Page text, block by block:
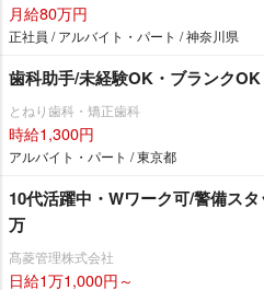
月給80万円
正社員 / アルバイト・パート / 神奈川県
歯科助手/未経験OK・ブランクOK
とねり歯科・矯正歯科
時給1,300円
アルバイト・パート / 東京都
10代活躍中・Wワーク可/警備ス
万
髙菱管理株式会社
日給1万1,000円～